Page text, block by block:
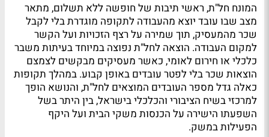
המונח חל"ת, ראשי תיבות של חופשה ללא תשלום, מתאר
מצב שבו עובד יוצא מהעבודה לתקופה מוגדרת בלי לקבל
שכר מהמעסיק, תוך שמירה על רצף הזכויות ועל הקשר
למקום העבודה. הוצאה לחל"ת נפוצה במיוחד בעיתות משבר
כלכלי או חירום לאומי, כאשר מעסיקים מבקשים לצמצם
הוצאות שכר בלי לפטר עובדים באופן קבוע. במהלך תקופות
כאלה גדל מספר העובדים המוצאים לחל"ת, והנושא הופך
למרכזי בשיח הציבורי והכלכלי בישראל, בין היתר בשל
השפעתו הישירה על הכנסות משקי הבית ועל היקף
הפעילות במשק.